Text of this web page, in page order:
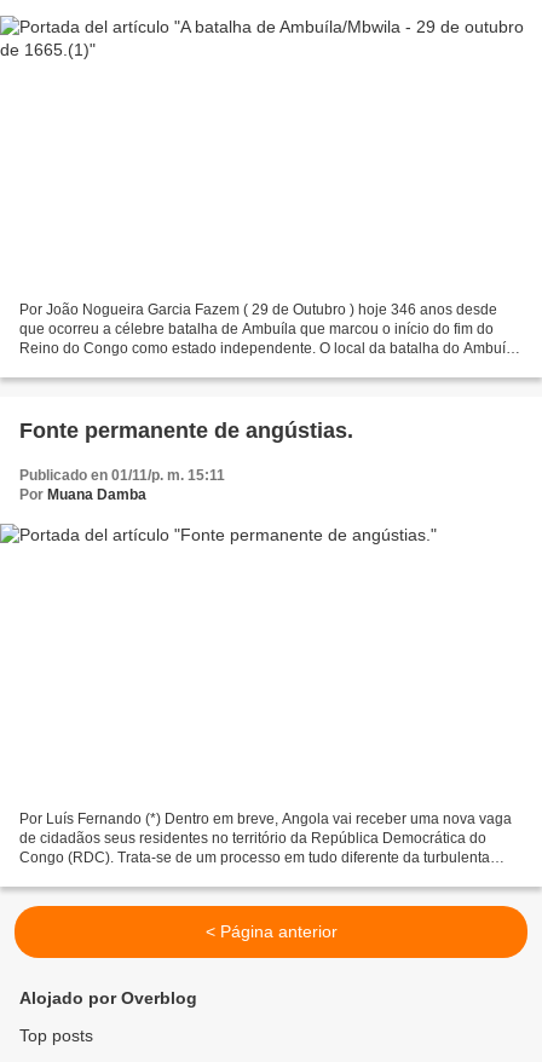
Por João Nogueira Garcia Fazem ( 29 de Outubro ) hoje 346 anos desde
que ocorreu a célebre batalha de Ambuíla que marcou o início do fim do
Reino do Congo como estado independente. O local da batalha do Ambuíla
Fonte permanente de angústias.
Publicado en 01/11/p. m. 15:11
Por Muana Damba
Por Luís Fernando (*) Dentro em breve, Angola vai receber uma nova vaga
de cidadãos seus residentes no território da República Democrática do
Congo (RDC). Trata-se de um processo em tudo diferente da turbulenta
< Página anterior
Alojado por Overblog
Top posts